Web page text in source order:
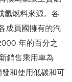
氫燃料來源。各
成員國擁有的汽
年的百分之
銷售乘用車為
和使用低碳和可